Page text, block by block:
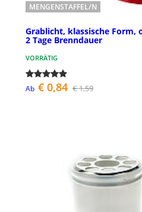
MENGENSTAFFEL/N
Grablicht, klassische Form,
2 Tage Brenndauer
VORRÄTIG
Ab € 0,84 € 1,59